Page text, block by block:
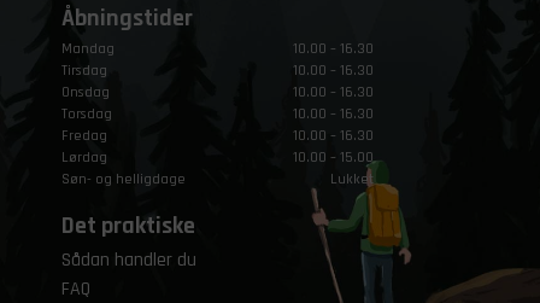
Åbningstider
Mandag
10.00 – 16.30
Tirsdag
10.00 – 16.30
Onsdag
10.00 – 16.30
Torsdag
10.00 – 16.30
Fredag
10.00 – 16.30
Lørdag
10.00 – 15.00
Søn- og helligdage
Lukket
Det praktiske
Sådan handler du
FAQ